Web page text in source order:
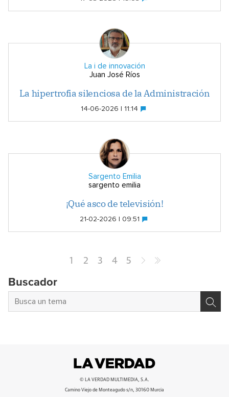
La i de innovación
Juan José Ríos
La hipertrofia silenciosa de la Administración
14-06-2026 | 11:14
Sargento Emilia
sargento emilia
¡Qué asco de televisión!
21-02-2026 | 09:51
1 2 3 4 5
Buscador
© LA VERDAD MULTIMEDIA, S.A.
Camino Viejo de Monteagudo s/n, 30160 Murcia